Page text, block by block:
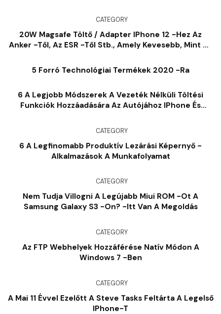
CATEGORY
20W Magsafe Töltő / Adapter IPhone 12 -hez Az
Anker -től, Az ESR -től Stb., Amely Kevesebb, Mint Az
5 Forró Technológiai Termékek 2020 -ra
6 A Legjobb Módszerek A Vezeték Nélküli Töltési
Funkciók Hozzáadására Az Autójához IPhone És
CATEGORY
6 A Legfinomabb Produktív Lezárási Képernyő -
Alkalmazások A Munkafolyamat
CATEGORY
Nem Tudja Villogni A Legújabb Miui ROM -ot A
Samsung Galaxy S3 -on? -Itt Van A Megoldás
CATEGORY
Az FTP Webhelyek Hozzáférése Natív Módon A
Windows 7 -ben
CATEGORY
A Mai 11 Évvel Ezelőtt A Steve Tasks Feltárta A Legelső
IPhone-T